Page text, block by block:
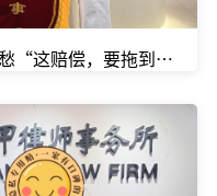
“这赔偿，要拖到什么